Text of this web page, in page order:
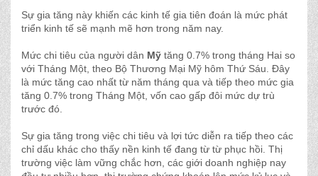
Sự gia tăng này khiến các kinh tế gia tiên đoán là mức phát
triển kinh tế sẽ mạnh mẽ hơn trong năm nay.
Mức chi tiêu của người dân Mỹ tăng 0.7% trong tháng Hai so
với Tháng Một, theo Bộ Thương Mại Mỹ hôm Thứ Sáu. Đây
là mức tăng cao nhất từ năm tháng qua và tiếp theo mức gia
tăng 0.7% trong Tháng Một, vốn cao gấp đôi mức dự trù
trước đó.
Sự gia tăng trong việc chi tiêu và lợi tức diễn ra tiếp theo các
chỉ dấu khác cho thấy nền kinh tế đang từ từ phục hồi. Thị
trường việc làm vững chắc hơn, các giới doanh nghiệp nay